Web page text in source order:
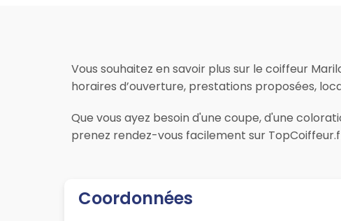
Vous souhaitez en savoir plus sur le coiffeur
horaires d’ouverture, prestations proposées,
Que vous ayez besoin d'une coupe, d'une
prenez rendez-vous facilement sur
Coordonnées